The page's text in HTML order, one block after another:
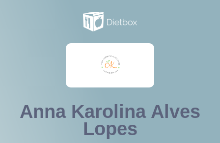
Anna Karolina Alves
Lopes